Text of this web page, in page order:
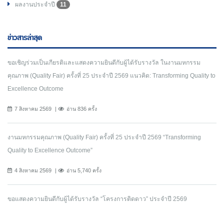
ผลงานประจำปี 11
ข่าวสารล่าสุด
ขอเชิญร่วมเป็นเกียรติและแสดงความยินดีกับผู้ได้รับรางวัล ในงานมหกรรม
คุณภาพ (Quality Fair) ครั้งที่ 25 ประจำปี 2569 แนวคิด: Transforming Quality to
Excellence Outcome
7 สิงหาคม 2569 อ่าน 836 ครั้ง
งานมหกรรมคุณภาพ (Quality Fair) ครั้งที่ 25 ประจำปี 2569 “Transforming
Quality to Excellence Outcome”
4 สิงหาคม 2569 อ่าน 5,740 ครั้ง
ขอแสดงความยินดีกับผู้ได้รับรางวัล “โครงการติดดาว” ประจำปี 2569